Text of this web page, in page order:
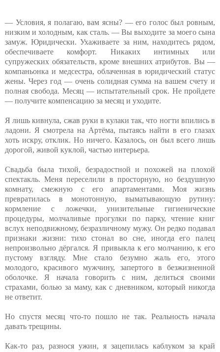
— Условия, я полагаю, вам ясны? — его голос был ровным,
низким и холодным, как сталь. — Вы выходите за моего сына
замуж. Юридически. Ухаживаете за ним, находитесь рядом,
обеспечиваете комфорт. Никаких интимных или
супружеских обязательств, кроме внешних атрибутов. Вы —
компаньонка и медсестра, облаченная в юридический статус
жены. Через год — очень солидная сумма на вашем счету и
полная свобода. Месяц — испытательный срок. Не пройдете
— получите компенсацию за месяц и уходите.
Я лишь кивнула, сжав руки в кулаки так, что ногти впились в
ладони. Я смотрела на Артёма, пытаясь найти в его глазах
хоть искру, отклик. Но ничего. Казалось, он был всего лишь
дорогой, живой куклой, частью интерьера.
Свадьба была тихой, безрадостной и похожей на плохой
спектакль. Меня переселили в просторную, но бездушную
комнату, смежную с его апартаментами. Моя жизнь
превратилась в монотонную, выматывающую рутину:
кормление с ложечки, унизительные гигиенические
процедуры, молчаливые прогулки по парку, чтение книг
вслух неподвижному, безразличному мужу. Он редко подавал
признаки жизни: тихо стонал во сне, иногда его палец
непроизвольно дёргался. Я привыкла к его молчанию, к его
пустому взгляду. Мне стало безумно жаль его, этого
молодого, красивого мужчину, запертого в безжизненной
оболочке. Я начала говорить с ним, делиться своими
страхами, болью за маму, как с дневником, который никогда
не ответит.
Но спустя месяц что-то пошло не так. Реальность начала
давать трещины.
Как-то раз, разнося ужин, я зацепилась каблуком за край